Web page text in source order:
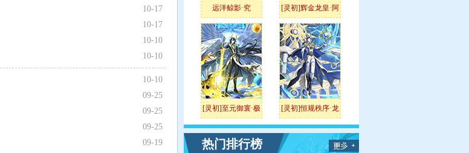
10-17
10-17
10-10
10-10
10-10
09-25
09-25
09-25
09-19
远洋鲸影·究 [灵初]辉金龙皇·阿
瑞斯
[灵初]至元御寰·极 [灵初]恒规秩序·龙
尊
热门排行榜